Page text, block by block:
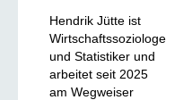
Hendrik Jütte ist
Wirtschaftssoziologe
und Statistiker und
arbeitet seit 2025
am Wegweiser